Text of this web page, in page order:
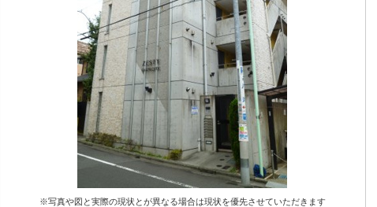
※写真や図と実際の現状とが異なる場合は現状を優先させていただきます